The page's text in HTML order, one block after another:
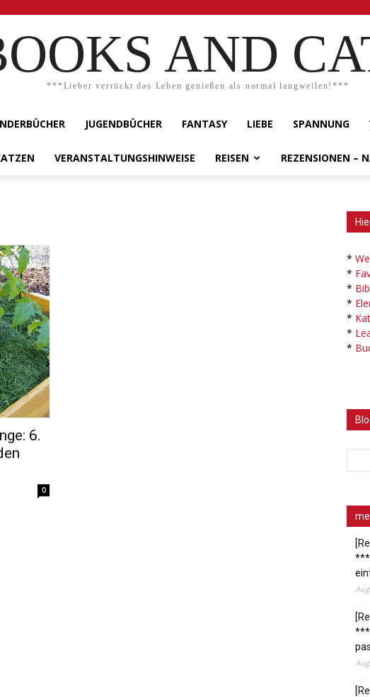
AND
***Lieber verrückt das Leben genießen als normal langweilen!***
JUGENDBÜCHER FANTASY LIEBE SPANNUNG
VERANSTALTUNGSHINWEISE REISEN REZENSIONEN –
6.
0
*
*
*
*
*
*
*
***
***